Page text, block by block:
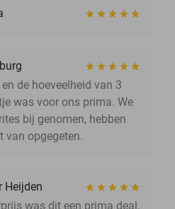
de hoeveelheid van 3
was voor ons prima. We
bij genomen, hebben
van opgegeten.
Heijden
was dit een prima deal.